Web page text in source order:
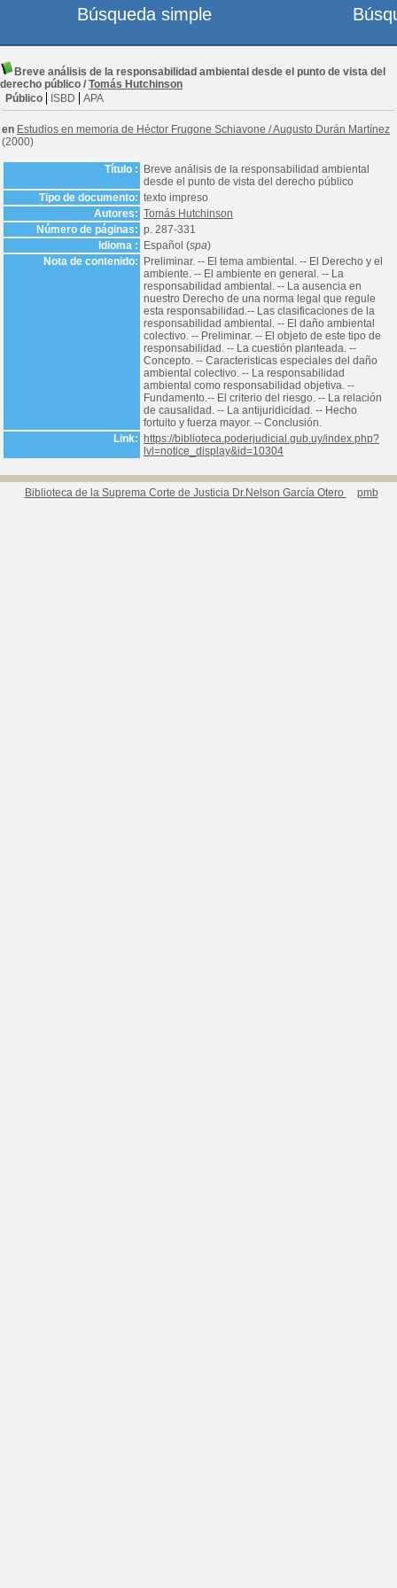
Breve análisis de la responsabilidad ambiental desde el punto de vista del
derecho público / Tomás Hutchinson
Público
ISBD APA
en Estudios en memoria de Héctor Frugone Schiavone /Augusto Durán Martínez
(2000)
Título :
Breve análisis de la responsabilidad ambiental
desde el punto de vista del derecho público
Tipo de documento: texto impreso
Autores: Tomás Hutchinson
Número de páginas: p. 287-331
Idioma :
Español (spa)
Nota de contenido:
Preliminar. -- El tema ambiental. -- El Derecho y el
ambiente. -- El ambiente en general. -- La
responsabilidad ambiental. -- La ausencia en
nuestro Derecho de una norma legal que regule
esta responsabilidad.-- Las clasificaciones de la
responsabilidad ambiental. -- El daño ambiental
colectivo. -- Preliminar. -- El objeto de este tipo de
responsabilidad. -- La cuestión planteada. --
Concepto. -- Caracteristicas especiales del daño
ambiental colectivo. -- La responsabilidad
ambiental como responsabilidad objetiva. --
Fundamento.-- El criterio del riesgo. -- La relación
de causalidad. -- La antijuridicidad. -- Hecho
fortuito y fuerza mayor. -- Conclusión.
Link:
https://biblioteca.poderjudicial.gub.uy/index.php?
lvl=notice_display&id=10304
Biblioteca de la Suprema Corte de Justicia Dr.Nelson García Otero pmb
Búsqueda simple